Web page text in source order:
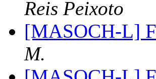
Reis Peixoto
[MASOCH-L]
M.